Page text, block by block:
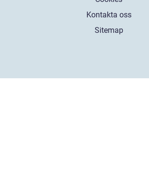
Kontakta oss
Sitemap